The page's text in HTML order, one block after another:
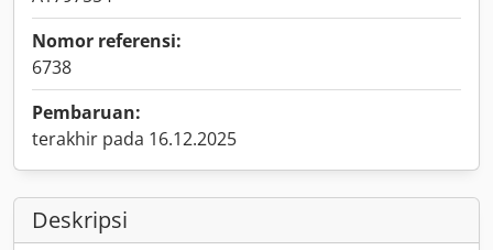
Nomor referensi:
6738
Pembaruan:
terakhir pada 16.12.2025
Deskripsi